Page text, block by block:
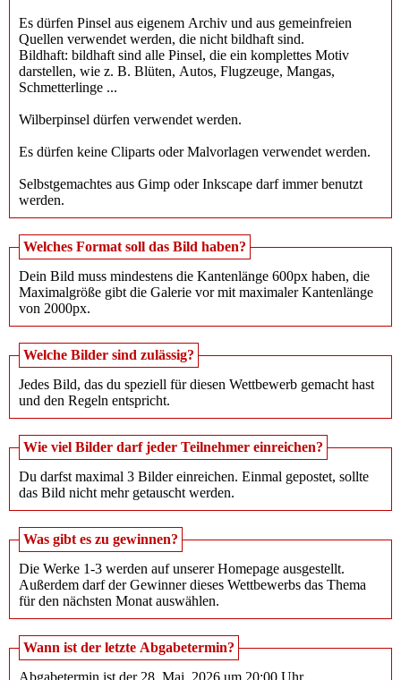
Es dürfen Pinsel aus eigenem Archiv und aus gemeinfreien
Quellen verwendet werden, die nicht bildhaft sind.
Bildhaft: bildhaft sind alle Pinsel, die ein komplettes Motiv
darstellen, wie z. B. Blüten, Autos, Flugzeuge, Mangas,
Schmetterlinge ...
Wilberpinsel dürfen verwendet werden.
Es dürfen keine Cliparts oder Malvorlagen verwendet werden.
Selbstgemachtes aus Gimp oder Inkscape darf immer benutzt
werden.
Welches Format soll das Bild haben?
Dein Bild muss mindestens die Kantenlänge 600px haben, die
Maximalgröße gibt die Galerie vor mit maximaler Kantenlänge
von 2000px.
Welche Bilder sind zulässig?
Jedes Bild, das du speziell für diesen Wettbewerb gemacht hast
und den Regeln entspricht.
Wie viel Bilder darf jeder Teilnehmer einreichen?
Du darfst maximal 3 Bilder einreichen. Einmal gepostet, sollte
das Bild nicht mehr getauscht werden.
Was gibt es zu gewinnen?
Die Werke 1-3 werden auf unserer Homepage ausgestellt.
Außerdem darf der Gewinner dieses Wettbewerbs das Thema
für den nächsten Monat auswählen.
Wann ist der letzte Abgabetermin?